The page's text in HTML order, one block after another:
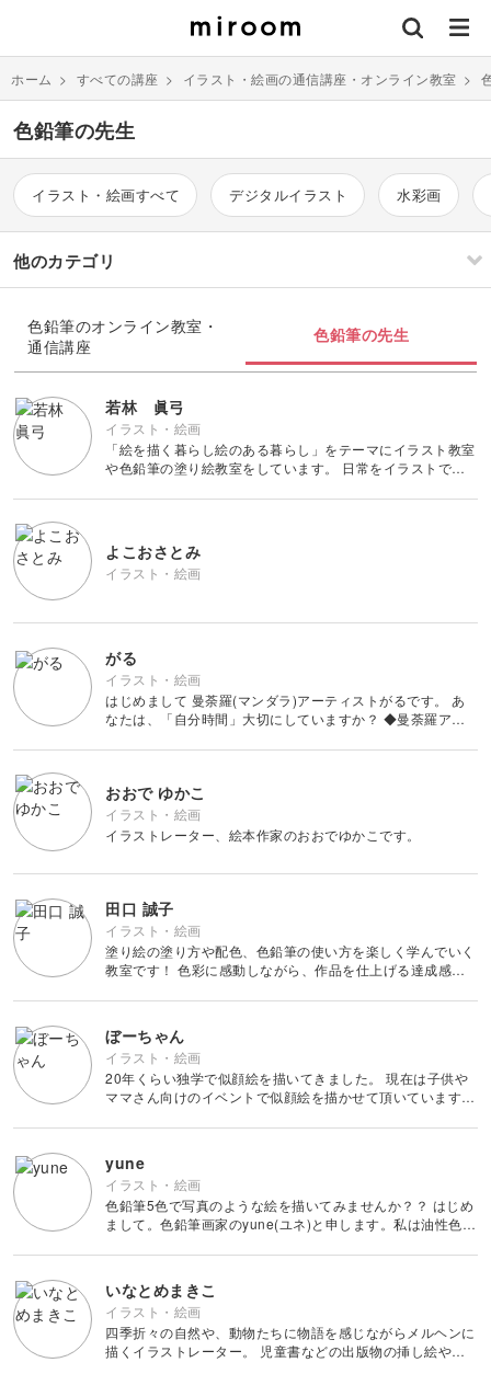
ホーム > すべての講座 > イラスト・絵画の通信講座・オンライン教室 >
色鉛筆の先生
イラスト・絵画すべて デジタルイラスト 水彩画
他のカテゴリ
刺繍
すべて
伝統刺繍
パンチニードル
刺し子
クロスステッチ
オートクチュール刺繍
リボン刺繍
ビーズ刺繍
フランス刺繍
ソウタシエ
すべて
棒針編み
レース編み
マクラメ
クラフトバンド
あみぐるみ
ソーイング
すべて
パッチワーク
すべて
デッサン
ボールペンイラスト
アルコールインクアート
コピック
パステルアート
色鉛筆
油絵
水彩画
デジタルイラスト
ミニチュア・クレイ
クラフト
すべて
フェイクスイーツ
ミニチュアフード
ミニチュア雑貨
ドール
すべて
ドール服
ドールハウス
ネイル
すべて
ネイル検定
スカルプネイル
ネイルケア
ジェルネイル
すべて
プラバンアクセサリー
クレイ
レジンアクセサリー
ワイヤーアクセサリー
キャンドル
すべて
キャンドルホルダー
マーブルキャンドル
スイーツキャンドル
ソイキャンドル
ジェルキャンドル
韓国キャンドル
アロマキャンドル
サシェ
すべて
カリグラフィー
レタリング
絵付け・ペインティ
すべて
ポーセラーツ
トールペイント
上絵付け
すべて
ペン字
筆文字
すべて
ペーパーアート
ラッピング
折り紙
カルトナージュ
すべて
石鹸作り
羊毛フェルト
カービング
つまみ細工
水引
レザークラフト
消しゴムはんこ
ぬいぐるみ
ライフスタイル
整理収納・片付け
多肉植物
占い
金継ぎ
フラワーアレンジメント
手帳・ノート
アロマ・ハーブ
パーソナルカラー
フィットネス
ダンス
ピラティス
ヨガ
すべて
パン
洋菓子
和菓子
料理
すべて
ブランディング
EC・集客
Webデザイン
カメラ・写真
すべて
カメラその他
画像編集ツール
ボケ・丸ボケ
構図
光・ライティング
色鉛筆のオンライン教室・
通信講座
色鉛筆の先生
若林 眞弓
イラスト・絵画
「絵を描く暮らし絵のある暮らし」をテーマにイラスト教室
や色鉛筆の塗り絵教室をしています。 日常をイラストで残
がある方をサポートしたいと思ったのがきっかけです。 <br
よこおさとみ
イラスト・絵画
がる
イラスト・絵画
はじめまして 曼荼羅(マンダラ)アーティストがるです。 あ
なたは、「自分時間」大切にしていますか？ ◆曼荼羅アー
こと。 ◆がる曼荼羅とは ペン一本で描けるものもあれば い
おおで ゆかこ
イラスト・絵画
イラストレーター、絵本作家のおおでゆかこです。
田口 誠子
イラスト・絵画
塗り絵の塗り方や配色、色鉛筆の使い方を楽しく学んでいく
教室です！ 色彩に感動しながら、作品を仕上げる達成感を
でいただけるように、基本的な塗り方や色鉛筆の使い方から
ぼーちゃん
イラスト・絵画
20年くらい独学で似顔絵を描いてきました。 現在は子供や
ママさん向けのイベントで似顔絵を描かせて頂いています。
や孫、推しのタレントさんなど好きな人物を自分で描けるよ
yune
イラスト・絵画
色鉛筆5色で写真のような絵を描いてみませんか？？ はじめ
まして。色鉛筆画家のyune(ユネ)と申します。私は油性色鉛
中に色鉛筆の細密さ温かさを込めて描いております。 色鉛
いなとめまきこ
イラスト・絵画
四季折々の自然や、動物たちに物語を感じながらメルヘンに
描くイラストレーター。 児童書などの出版物の挿し絵や、